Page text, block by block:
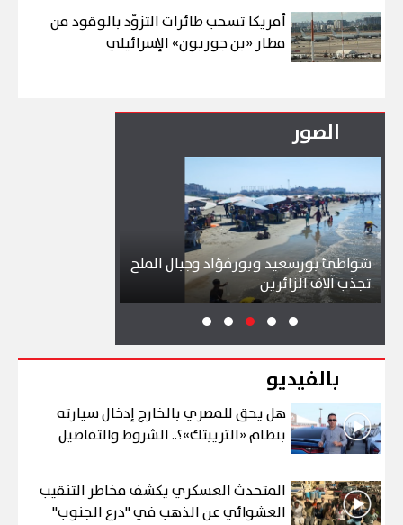
أمريكا تسحب طائرات التزوّد بالوقود من
مطار «بن جوريون» الإسرائيلي
الصور
شواطئ بورسعيد وبورفؤاد وجبال الملح
تجذب آلاف الزائرين
بالفيديو
هل يحق للمصري بالخارج إدخال سيارته
بنظام «التريبتك»؟.. الشروط والتفاصيل
المتحدث العسكري يكشف مخاطر التنقيب
العشوائي عن الذهب في "درع الجنوب"